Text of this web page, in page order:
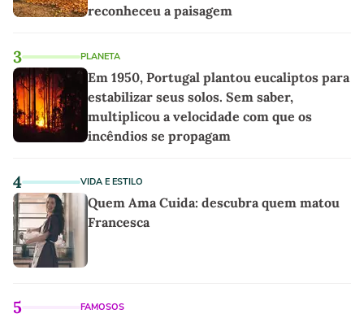
reconheceu a paisagem
3 PLANETA
Em 1950, Portugal plantou eucaliptos para
estabilizar seus solos. Sem saber,
multiplicou a velocidade com que os
incêndios se propagam
4 VIDA E ESTILO
Quem Ama Cuida: descubra quem matou
Francesca
5 FAMOSOS